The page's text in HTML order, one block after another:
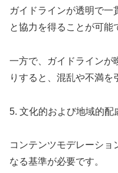
ガイドラインが透明で一
と協力を得ることが可能
一方で、ガイドラインが
りすると、混乱や不満を
5. 文化的および地域的配
コンテンツモデレーショ
なる基準が必要です。